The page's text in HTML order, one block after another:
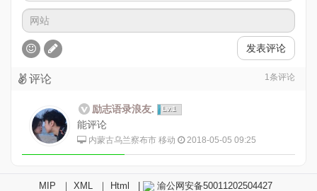
发表评论
评论 1条评论
励志语录浪友. Lv.1
能评论
内蒙古乌兰察布市 移动 2018-05-05 09:25
MIP ｜ XML ｜ Html 渝公网安备50011202504427